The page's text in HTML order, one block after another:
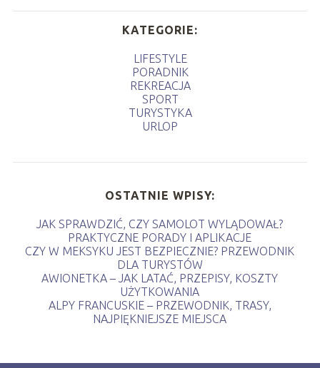
KATEGORIE:
LIFESTYLE
PORADNIK
REKREACJA
SPORT
TURYSTYKA
URLOP
OSTATNIE WPISY:
JAK SPRAWDZIĆ, CZY SAMOLOT WYLĄDOWAŁ?
PRAKTYCZNE PORADY I APLIKACJE
CZY W MEKSYKU JEST BEZPIECZNIE? PRZEWODNIK
DLA TURYSTÓW
AWIONETKA – JAK LATAĆ, PRZEPISY, KOSZTY
UŻYTKOWANIA
ALPY FRANCUSKIE – PRZEWODNIK, TRASY,
NAJPIĘKNIEJSZE MIEJSCA